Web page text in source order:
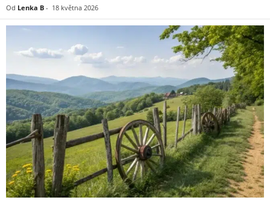
Od Lenka B - 18 května 2026